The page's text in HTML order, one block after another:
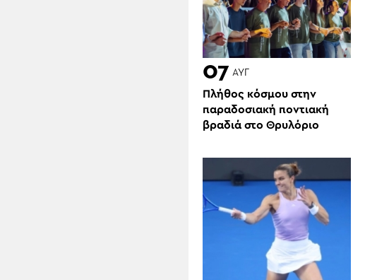
07 ΑΥΓ
Πλήθος κόσμου στην
παραδοσιακή ποντιακή
βραδιά στο Θρυλόριο